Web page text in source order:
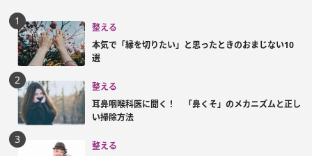
整える
本気で「縁を切りたい」と思ったときのおまじない10
選
整える
耳鼻咽喉科医に聞く！ 「鼻くそ」のメカニズムと正し
い掃除方法
整える